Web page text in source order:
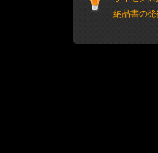
納品書の